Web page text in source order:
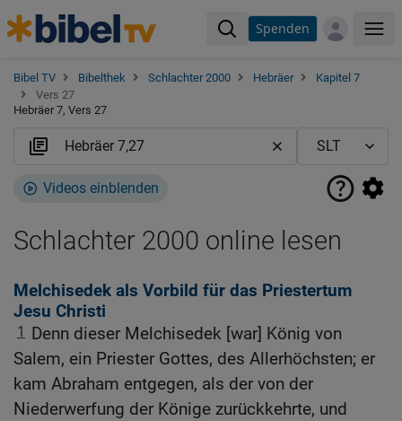
Spenden
Bibel TV Bibelthek Schlachter 2000 Hebräer
Kapitel 7
Vers 27
Hebräer 7, Vers 27
Videos einblenden
Schlachter 2000 online lesen
Melchisedek als Vorbild für das Priestertum
Jesu Christi
1
Denn dieser Melchisedek [war] König von
Salem, ein Priester Gottes, des Allerhöchsten; er
kam Abraham entgegen, als der von der
Niederwerfung der Könige zurückkehrte, und